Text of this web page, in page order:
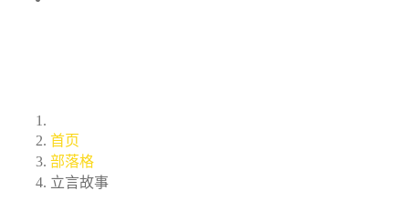
首页
部落格
立言故事